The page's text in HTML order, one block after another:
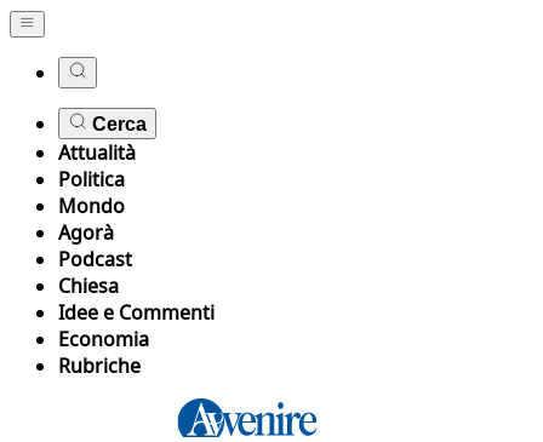
Cerca
Attualità
Politica
Mondo
Agorà
Podcast
Chiesa
Idee e Commenti
Economia
Rubriche